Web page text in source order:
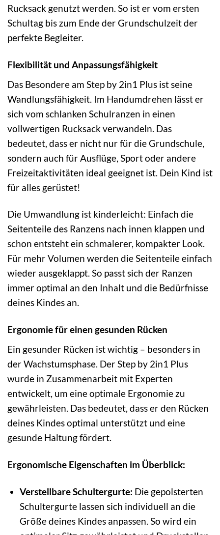
Rucksack genutzt werden. So ist er vom ersten
Schultag bis zum Ende der Grundschulzeit der
perfekte Begleiter.
Flexibilität und Anpassungsfähigkeit
Das Besondere am Step by 2in1 Plus ist seine
Wandlungsfähigkeit. Im Handumdrehen lässt er
sich vom schlanken Schulranzen in einen
vollwertigen Rucksack verwandeln. Das
bedeutet, dass er nicht nur für die Grundschule,
sondern auch für Ausflüge, Sport oder andere
Freizeitaktivitäten ideal geeignet ist. Dein Kind ist
für alles gerüstet!
Die Umwandlung ist kinderleicht: Einfach die
Seitenteile des Ranzens nach innen klappen und
schon entsteht ein schmalerer, kompakter Look.
Für mehr Volumen werden die Seitenteile einfach
wieder ausgeklappt. So passt sich der Ranzen
immer optimal an den Inhalt und die Bedürfnisse
deines Kindes an.
Ergonomie für einen gesunden Rücken
Ein gesunder Rücken ist wichtig – besonders in
der Wachstumsphase. Der Step by 2in1 Plus
wurde in Zusammenarbeit mit Experten
entwickelt, um eine optimale Ergonomie zu
gewährleisten. Das bedeutet, dass er den Rücken
deines Kindes optimal unterstützt und eine
gesunde Haltung fördert.
Ergonomische Eigenschaften im Überblick:
Verstellbare Schultergurte: Die gepolsterten
Schultergurte lassen sich individuell an die
Größe deines Kindes anpassen. So wird ein